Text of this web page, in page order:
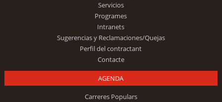
Servicios
Programes
Intranets
Sugerencias y Reclamaciones/Quejas
Perfil del contractant
Contacte
AGENDA
Carreres Populars